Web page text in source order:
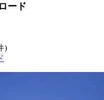
ード
)